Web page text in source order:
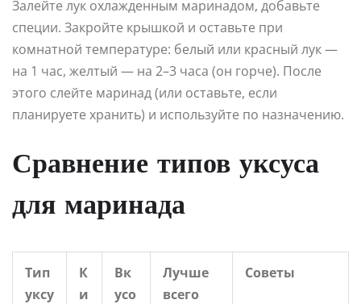
Залейте лук охлажденным маринадом, добавьте
специи. Закройте крышкой и оставьте при
комнатной температуре: белый или красный лук —
на 1 час, желтый — на 2–3 часа (он горче). После
этого слейте маринад (или оставьте, если
планируете хранить) и используйте по назначению.
Сравнение типов уксуса
для маринада
Тип
уксу
К
и
Вк
усо
Лучше
всего
Советы